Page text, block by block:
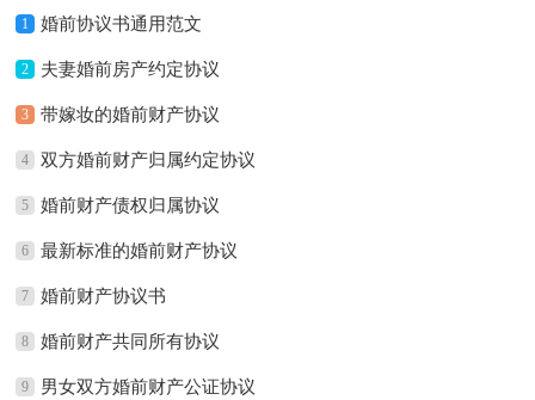
1 婚前协议书通用范文
2 夫妻婚前房产约定协议
3 带嫁妆的婚前财产协议
4 双方婚前财产归属约定协议
5 婚前财产债权归属协议
6 最新标准的婚前财产协议
7 婚前财产协议书
8 婚前财产共同所有协议
9 男女双方婚前财产公证协议